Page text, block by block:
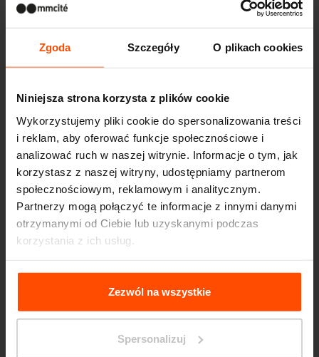
Zgoda Szczegóły O plikach cookies
Niniejsza strona korzysta z plików cookie
Wykorzystujemy pliki cookie do spersonalizowania treści
i reklam, aby oferować funkcje społecznościowe i
analizować ruch w naszej witrynie. Informacje o tym, jak
korzystasz z naszej witryny, udostępniamy partnerom
społecznościowym, reklamowym i analitycznym.
Partnerzy mogą połączyć te informacje z innymi danymi
otrzymanymi od Ciebie lub uzyskanymi podczas
korzystania z ich usług.
Więcej informacji można znaleźć na stroniePrinciples
Relating to the Processing Personal Data
Zezwól na wszystkie
Spersonalizuj
Seattle – Popup park